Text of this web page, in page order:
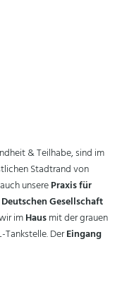
& Teilhabe, sind im
Stadtrand von
unserePraxis für
Deutschen Gesellschaft
imHausmit der grauen
Tankstelle. DerEingang